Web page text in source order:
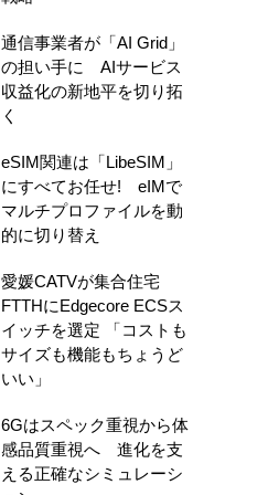
通信事業者が「AI Grid」
の担い手に AIサービス
収益化の新地平を切り拓
く
eSIM関連は「LibeSIM」
にすべてお任せ! eIMで
マルチプロファイルを動
的に切り替え
愛媛CATVが集合住宅
FTTHにEdgecore ECSス
イッチを選定 「コストも
サイズも機能もちょうど
いい」
6Gはスペック重視から体
感品質重視へ 進化を支
える正確なシミュレーシ